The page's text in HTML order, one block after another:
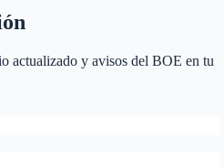
actualizado y avisos del BOE en tu